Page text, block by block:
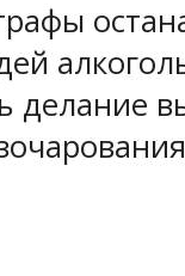
делание